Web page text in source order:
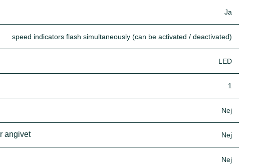
Ja
speed indicators flash simultaneously (can be activated / deactivated)
LED
1
Nej
angivet Nej
Nej